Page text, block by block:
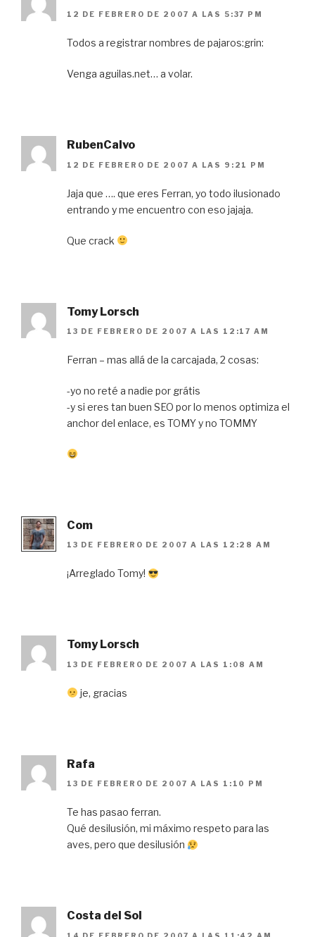
12 DE FEBRERO DE 2007 A LAS 5:37 PM
Todos a registrar nombres de pajaros:grin:
Venga aguilas.net… a volar.
RubenCalvo
12 DE FEBRERO DE 2007 A LAS 9:21 PM
Jaja que …. que eres Ferran, yo todo ilusionado
entrando y me encuentro con eso jajaja.
Que crack
Tomy Lorsch
13 DE FEBRERO DE 2007 A LAS 12:17 AM
Ferran – mas allá de la carcajada, 2 cosas:
-yo no reté a nadie por grátis
-y si eres tan buen SEO por lo menos optimiza el
anchor del enlace, es TOMY y no TOMMY
Com
13 DE FEBRERO DE 2007 A LAS 12:28 AM
¡Arreglado Tomy!
Tomy Lorsch
13 DE FEBRERO DE 2007 A LAS 1:08 AM
je, gracias
Rafa
13 DE FEBRERO DE 2007 A LAS 1:10 PM
Te has pasao ferran.
Qué desilusión, mi máximo respeto para las
aves, pero que desilusión
Costa del Sol